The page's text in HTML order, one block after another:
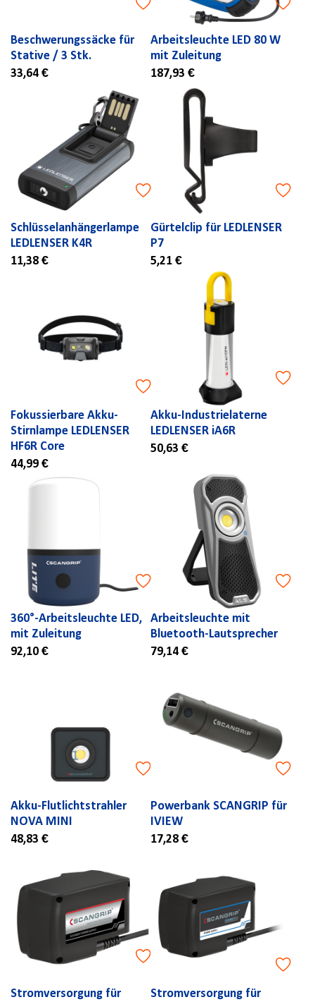
Beschwerungssäcke für
Stative / 3 Stk.
33,64 €
Arbeitsleuchte LED 80 W
mit Zuleitung
187,93 €
Schlüsselanhängerlampe
LEDLENSER K4R
11,38 €
Gürtelclip für LEDLENSER
P7
5,21 €
Fokussierbare Akku-
Stirnlampe LEDLENSER
HF6R Core
44,99 €
Akku-Industrielaterne
LEDLENSER iA6R
50,63 €
360°-Arbeitsleuchte LED,
mit Zuleitung
92,10 €
Arbeitsleuchte mit
Bluetooth-Lautsprecher
79,14 €
Akku-Flutlichtstrahler
NOVA MINI
48,83 €
Powerbank SCANGRIP für
IVIEW
17,28 €
Stromversorgung für
Stromversorgung für